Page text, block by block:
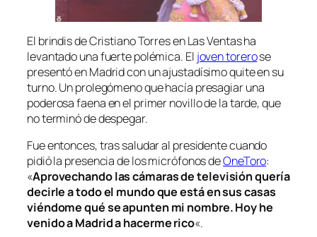
El brindis de Cristiano Torres en Las Ventas ha
levantado una fuerte polémica. El joven torerose
presentó en Madrid con un ajustadísimo quite en su
turno. Un prolegómeno que hacía presagiar una
poderosa faena en el primer novillo de la tarde, que
no terminó de despegar.
Fue entonces, tras saludar al presidente cuando
pidió la presencia de los micrófonos deOneToro:
«Aprovechando las cámaras de televisión quería
decirle a todo el mundo que está en sus casas
viéndome qué se apunten mi nombre. Hoy he
venido a Madrid a hacerme rico«.